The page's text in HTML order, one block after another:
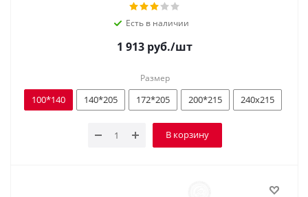
Есть в наличии
1 913 руб./шт
Размер
100*140 140*205 172*205 200*215 240х215
В корзину